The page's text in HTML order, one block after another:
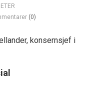
(0)
konsernsjef i